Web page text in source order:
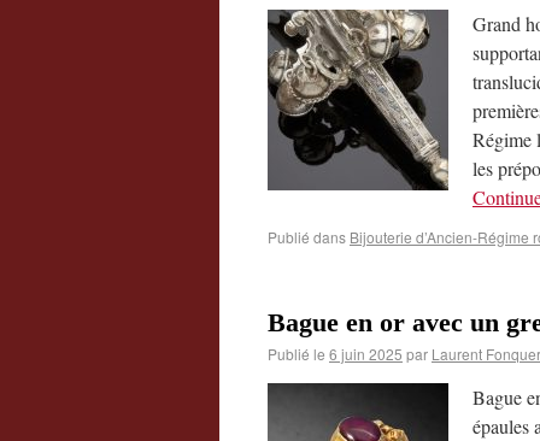
Grand
Régime
les
Publié dans Bijouterie d’Ancien-Régime
Bague en or avec un
Publié le 6 juin 2025 par Laurent
Bague
épaules